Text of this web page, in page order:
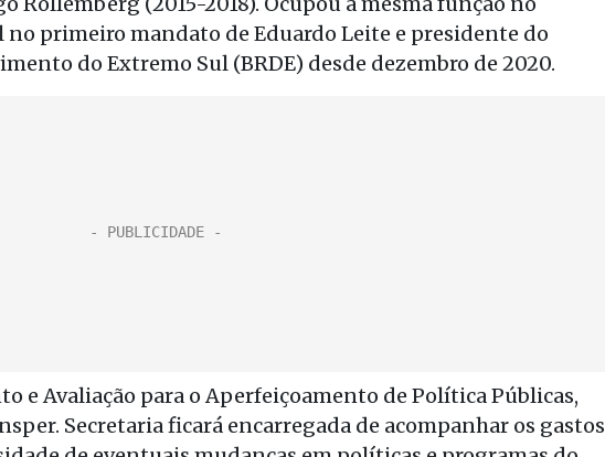
no primeiro mandato de Eduardo Leite e presidente do
do Extremo Sul (BRDE) desde dezembro de 2020.
e Avaliação para o Aperfeiçoamento de Política Públicas,
Secretaria ficará encarregada de acompanhar os gastos